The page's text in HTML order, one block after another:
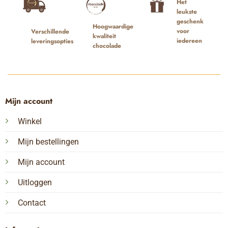
Verschillende
leveringsopties
Hoogwaardige
kwaliteit
chocolade
Het
leukste
geschenk
voor
iedereen
Mijn account
Winkel
Mijn bestellingen
Mijn account
Uitloggen
Contact